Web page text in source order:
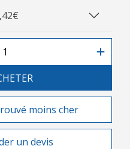
moins cher
un devis